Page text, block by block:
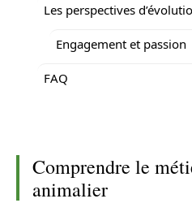
Les perspectives
Engagement et passion
FAQ
Comprendre le
animalier